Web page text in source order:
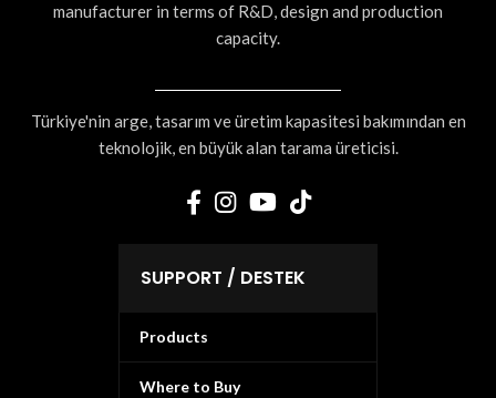
manufacturer in terms of R&D, design and production
capacity.
Türkiye'nin arge, tasarım ve üretim kapasitesi bakımından en
teknolojik, en büyük alan tarama üreticisi.
SUPPORT / DESTEK
Products
Where to Buy